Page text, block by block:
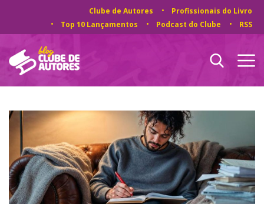
Clube de Autores
Profissionais do Livro
Top 10 Lançamentos
Podcast do Clube RSS